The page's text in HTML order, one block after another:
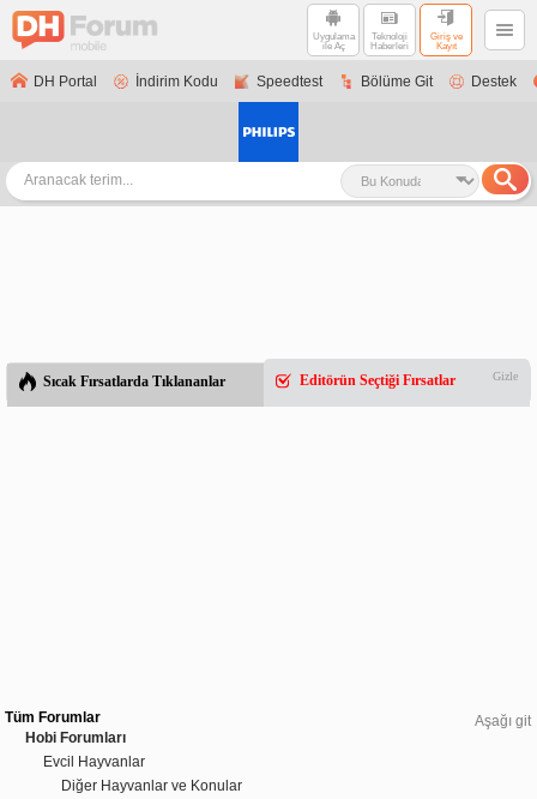
Uygulama
ile Aç
Teknoloji
Haberleri
Giriş ve
Kayıt
DH Portal İndirim Kodu Speedtest Bölüme Git Destek
Sıcak Fırsatlarda Tıklananlar Editörün Seçtiği Fırsatlar Gizle
Aşağı git
Tüm Forumlar
Hobi Forumları
Evcil Hayvanlar
Diğer Hayvanlar ve Konular